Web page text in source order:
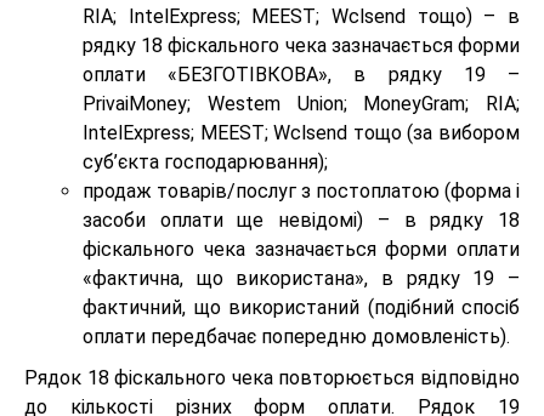
RIA; IntelExpress; MEEST; Wclsend тощо) – в
рядку 18 фіскального чека зазначається форми
оплати «БЕЗГОТІВКОВА», в рядку 19 –
PrivaiMoney; Westem Union; MoneyGram; RIA;
IntelExpress; MEEST; Wclsend тощо (за вибором
суб’єкта господарювання);
продаж товарів/послуг з постоплатою (форма i
засоби оплати ще невідомі) – в рядку 18
фіскального чека зазначається форми оплати
«фактична, що використана», в рядку 19 –
фактичний, що використаний (подібний спосіб
оплати передбачає попередню домовленість).
Рядок 18 фіскального чека повторюється відповідно
до кількості різних форм оплати. Рядок 19